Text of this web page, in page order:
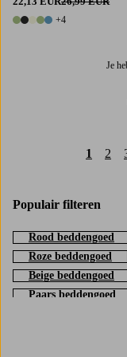
9 kleuren
+4
Je
1 2
Populair filteren
Rood beddengoed
Roze beddengoed
Beige beddengoed
Paars beddengoed